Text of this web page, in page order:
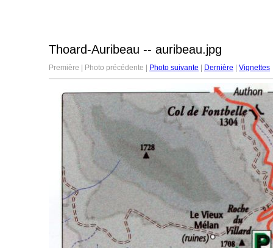
Thoard-Auribeau -- auribeau.jpg
Première | Photo précédente | Photo suivante Dernière Vignettes